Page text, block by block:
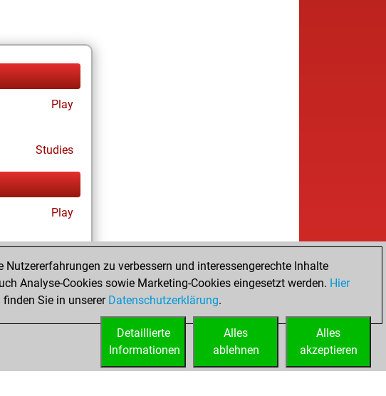
Play
Studies
Play
Studies
zu verbessern und interessengerechte Inhalte
Analyse-Cookies sowie Marketing-Cookies eingesetzt werden. Hier
Sie in unserer Datenschutzerklärung.
Alles
akzeptieren
Alles
ablehnen
Detaillierte
Informationen